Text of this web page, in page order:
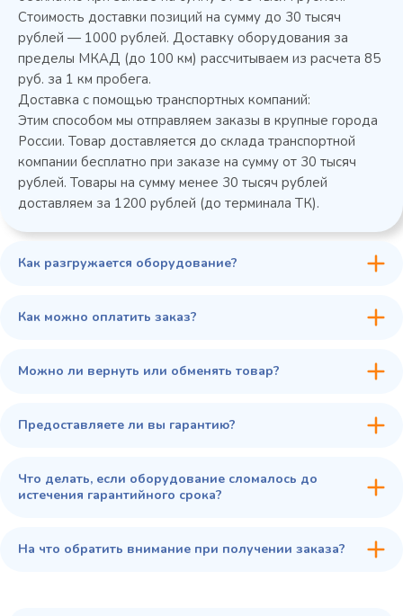
В избранное
Купить в 1 клик В корзину
Стоимость доставки позиций на сумму до 30 тысяч
рублей — 1000 рублей. Доставку оборудования за
пределы МКАД (до 100 км) рассчитываем из расчета 85
руб. за 1 км пробега.
Доставка с помощью транспортных компаний:
Этим способом мы отправляем заказы в крупные города
России. Товар доставляется до склада транспортной
компании бесплатно при заказе на сумму от 30 тысяч
рублей. Товары на сумму менее 30 тысяч рублей
доставляем за 1200 рублей (до терминала ТК).
Как разгружается оборудование?
Как можно оплатить заказ?
Можно ли вернуть или обменять товар?
Предоставляете ли вы гарантию?
Что делать, если оборудование сломалось до
истечения гарантийного срока?
На что обратить внимание при получении заказа?